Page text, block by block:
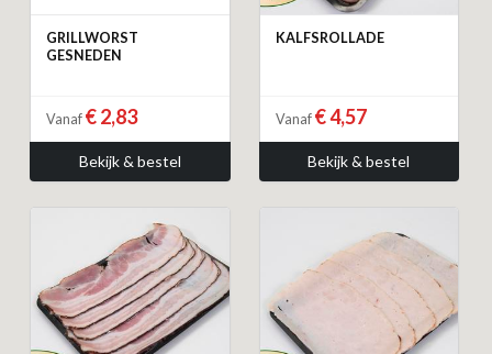
GRILLWORST
GESNEDEN
Vanaf € 2,83
Bekijk & bestel
KALFSROLLADE
Vanaf € 4,57
Bekijk & bestel